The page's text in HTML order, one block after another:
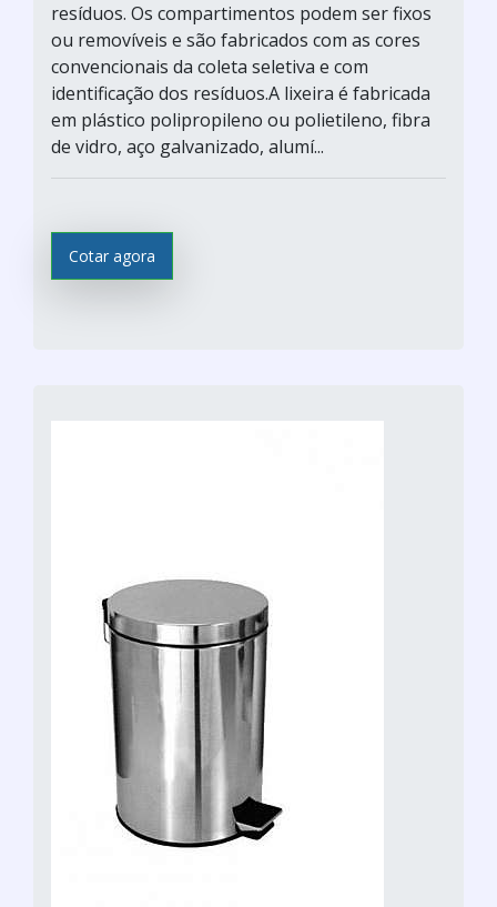
resíduos. Os compartimentos podem ser fixos
ou removíveis e são fabricados com as cores
convencionais da coleta seletiva e com
identificação dos resíduos.A lixeira é fabricada
em plástico polipropileno ou polietileno, fibra
de vidro, aço galvanizado, alumí...
Cotar agora